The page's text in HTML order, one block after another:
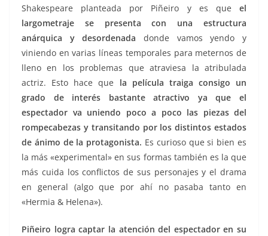
Shakespeare planteada por Piñeiro y es que el
largometraje se presenta con una estructura
anárquica y desordenada donde vamos yendo y
viniendo en varias líneas temporales para meternos de
lleno en los problemas que atraviesa la atribulada
actriz. Esto hace que la película traiga consigo un
grado de interés bastante atractivo ya que el
espectador va uniendo poco a poco las piezas del
rompecabezas y transitando por los distintos estados
de ánimo de la protagonista. Es curioso que si bien es
la más «experimental» en sus formas también es la que
más cuida los conflictos de sus personajes y el drama
en general (algo que por ahí no pasaba tanto en
«Hermia & Helena»).
Piñeiro logra captar la atención del espectador en su